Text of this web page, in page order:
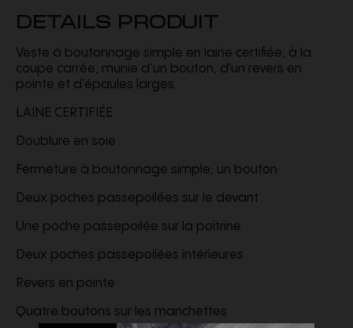
DETAILS PRODUIT
Veste à boutonnage simple en laine certifiée, à la
coupe carrée, munie d’un bouton, d'un revers en
pointe et d’épaules larges.
LAINE CERTIFIÉE
Doublure en soie
Fermeture à boutonnage simple, un bouton
Deux poches passepoilées sur le devant
Une poche passepoilée sur la poitrine
Deux poches passepoilées intérieures
Revers en pointe
Quatre boutons sur les manchettes